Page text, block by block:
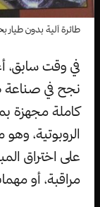
طائرة آلية بدون طيار
في وقت سابق،
نجح في صناعة
كاملة مجهزة
الروبوتية، وهو
على اختراق
مراقبة، أو